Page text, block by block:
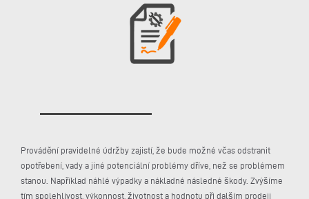
Provádění pravidelné údržby zajistí, že bude možné včas odstranit
opotřebení, vady a jiné potenciální problémy dříve, než se problémem
stanou. Například náhlé výpadky a nákladné následné škody. Zvýšíme
tím spolehlivost, výkonnost, životnost a hodnotu při dalším prodeji